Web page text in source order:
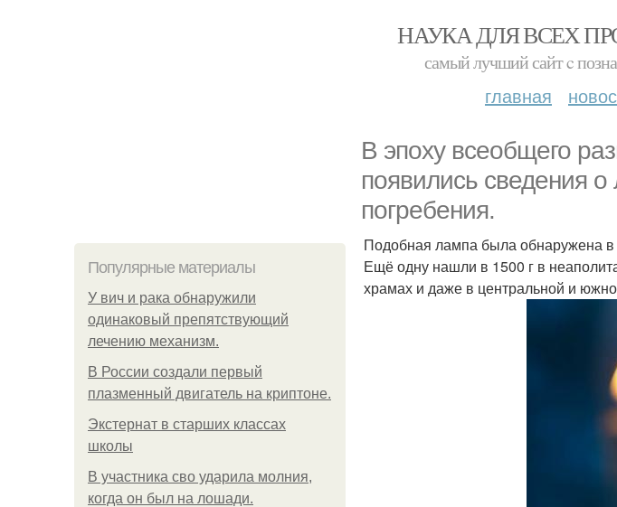
НАУКА ДЛЯ ВСЕХ
самый лучший сайт c
главная
В эпоху всеобщего
появились сведения
погребения.
Популярные материалы
У вич и рака обнаружили
одинаковый препятствующий
лечению механизм.
В России создали первый
плазменный двигатель на криптоне.
Экстернат в старших классах
школы
В участника сво ударила молния,
когда он был на лошади.
Подобная лампа была обнаружена в
Ещё одну нашли в 1500 г в
храмах и даже в центральной и